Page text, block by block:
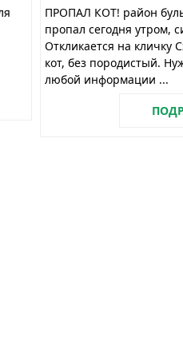
ПРОПАЛ КОТ! район
пропал сегодня утром,
Откликается на кличку
кот, без породистый.
любой информации ...